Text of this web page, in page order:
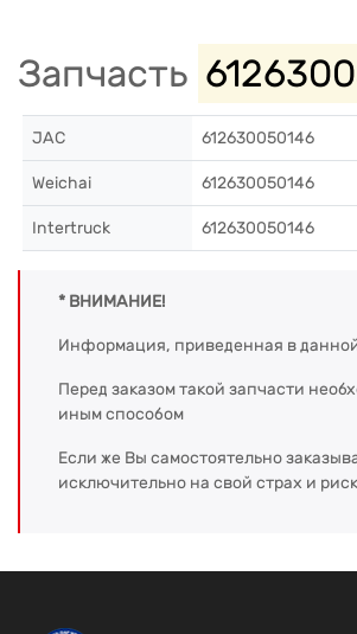
Запчасть
JAC 612630050146
Weichai 612630050146
Intertruck 612630050146
* ВНИМАНИЕ!
Информация, приведенная в
Перед заказом такой запчасти
иным способом
Если же Вы самостоятельно
исключительно на свой страх и